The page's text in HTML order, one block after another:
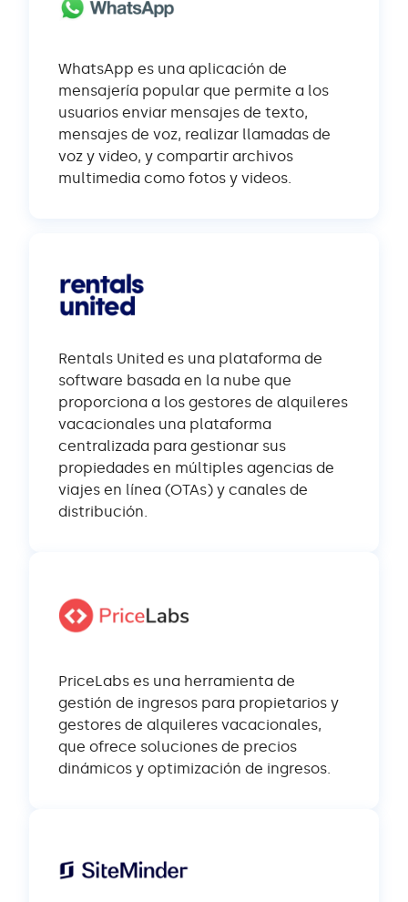
WhatsApp es una aplicación de
mensajería popular que permite a los
usuarios enviar mensajes de texto,
mensajes de voz, realizar llamadas de
voz y video, y compartir archivos
multimedia como fotos y videos.
Rentals United es una plataforma de
software basada en la nube que
proporciona a los gestores de alquileres
vacacionales una plataforma
centralizada para gestionar sus
propiedades en múltiples agencias de
viajes en línea (OTAs) y canales de
distribución.
PriceLabs es una herramienta de
gestión de ingresos para propietarios y
gestores de alquileres vacacionales,
que ofrece soluciones de precios
dinámicos y optimización de ingresos.